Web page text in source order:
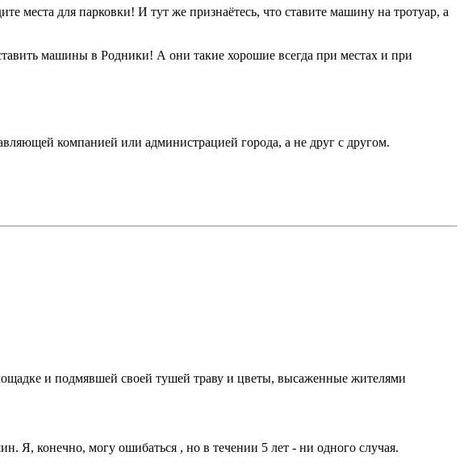
места для парковки! И тут же признаётесь, что ставите машину на тротуар, а
машины в Родники! А они такие хорошие всегда при местах и при
компанией или администрацией города, а не друг с другом.
и подмявшей своей тушей траву и цветы, высаженные жителями
Я, конечно, могу ошибаться , но в течении 5 лет - ни одного случая.